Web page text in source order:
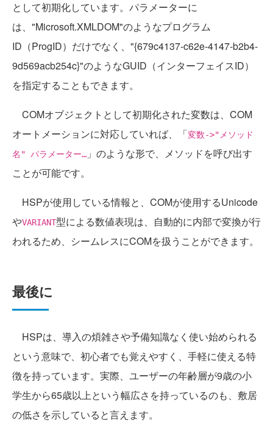
として初期化しています。パラメーターに
は、"Microsoft.XMLDOM"のようなプログラム
ID（ProgID）だけでなく、"{679c4137-c62e-4147-b2b4-
9d569acb254c}"のようなGUID（インターフェイスID）
を指定することもできます。
COMオブジェクトとして初期化された変数は、COM
オートメーションに対応していれば、「変数->"メソッド
名" パラメーター… 」のような形で、メソッドを呼び出す
ことが可能です。
HSPが使用している情報と、COMが使用するUnicode
やVARIANT型による数値表現は、自動的に内部で変換が行
われるため、シームレスにCOMを扱うことができます。
最後に
HSPは、導入の煩雑さや予備知識なく使い始められる
という意味で、初心者でも覚えやすく、手軽に使える特
徴を持っています。実際、ユーザーの年齢層が9歳の小
学生から65歳以上という幅広さを持っているのも、敷居
の低さを示していると言えます。